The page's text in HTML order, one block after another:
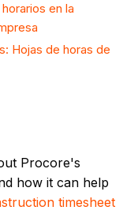
en la
Hojas de horas de
Procore's
how it can help
timesheet